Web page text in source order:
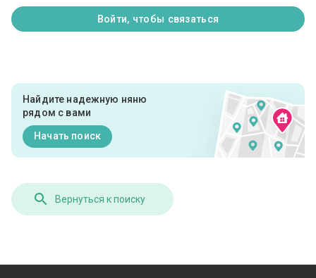
Войти, чтобы связаться
Найдите надежную няню
рядом с вами
Начать поиск
Вернуться к поиску